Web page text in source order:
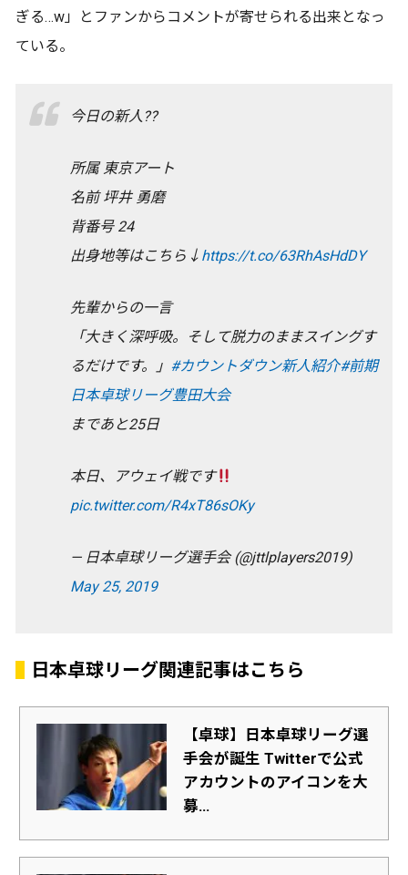
ぎる…w」とファンからコメントが寄せられる出来となっ
ている。
今日の新人??
所属 東京アート
名前 坪井 勇磨
背番号 24
出身地等はこちら↓ https://t.co/63RhAsHdDY
先輩からの一言
「大きく深呼吸。そして脱力のままスイングす
るだけです。」 #カウントダウン新人紹介#前期
日本卓球リーグ豊田大会
まであと25日
本日、アウェイ戦です
pic.twitter.com/R4xT86sOKy
— 日本卓球リーグ選手会 (@jttlplayers2019)
May 25, 2019
日本卓球リーグ関連記事はこちら
【卓球】日本卓球リーグ選
手会が誕生 Twitterで公式
アカウントのアイコンを大
募...